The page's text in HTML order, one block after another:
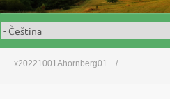
t
e
n
x20221001Ahornberg01